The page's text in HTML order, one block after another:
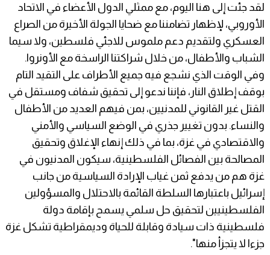
لقد جئت إلى هنا اليوم، مع ممثلي الدول الأعضاء في الاتحاد
الأوروبي، لإظهار تضامننا مع ضحايا الجولة الأخيرة من الصراع
العسكري ولتقديم دعم ملموس للاجئي فلسطين، ولا سيما
الشباب والأطفال، من خلال شراكتنا الراسخة مع الأونروا.
وفي الوقت الذي نشجع فيه جميع الأطراف على التقيد التام
بوقف إطلاق النار، فإننا ندعو إلى تحقيق شفاف ومستقل في
القتل غير القانوني للمدنيين، بمن فيهم العديد من الأطفال
والنساء. بدون تغيير جذري في الوضع السياسي والأمني ​​
والاقتصادي في غزة، بما في ذلك إنهاء الإغلاق وتحقيق
المصالحة بين الفصائل الفلسطينية، سيكون المدنيون في
غزة هم من يدفع ثمن غياب الإرادة السياسية من جانب
إسرائيل باعتبارها السلطة القائمة بالاحتلال والمسؤولين
الفلسطينيين لتحقيق حل سلمي يسمح بإقامة دولة
فلسطينية ذات سيادة وقابلة للحياة وديمقراطية تشكل غزة
جزءا لا يتجزأ منها".